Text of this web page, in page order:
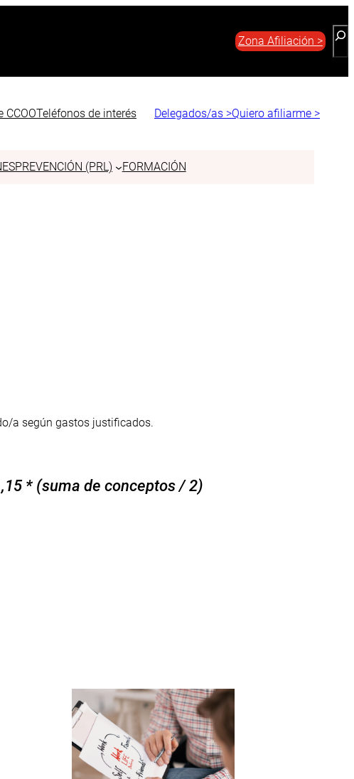
Zona Afiliación >
CCOOTeléfonos de interés Delegados/as >Quiero afiliarme >
PREVENCIÓN (PRL) FORMACIÓN
a según gastos justificados.
* (suma de conceptos / 2)